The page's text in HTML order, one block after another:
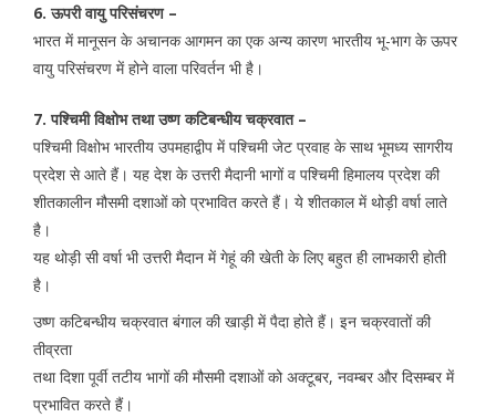
6. ऊपरी वायु परिसंचरण –
भारत में मानूसन के अचानक आगमन का एक अन्य कारण भारतीय भू-भाग के ऊपर
वायु परिसंचरण में होने वाला परिवर्तन भी है।
7. पश्चिमी विक्षोभ तथा उष्ण कटिबन्धीय चक्रवात –
पश्चिमी विक्षोभ भारतीय उपमहाद्वीप में पश्चिमी जेट प्रवाह के साथ भूमध्य सागरीय
प्रदेश से आते हैं। यह देश के उत्तरी मैदानी भागों व पश्चिमी हिमालय प्रदेश की
शीतकालीन मौसमी दशाओं को प्रभावित करते हैं। ये शीतकाल में थोड़ी वर्षा लाते
है।
यह थोड़ी सी वर्षा भी उत्तरी मैदान में गेहूं की खेती के लिए बहुत ही लाभकारी होती
है।
उष्ण कटिबन्धीय चक्रवात बंगाल की खाड़ी में पैदा होते हैं। इन चक्रवातों की
तीव्रता
तथा दिशा पूर्वी तटीय भागों की मौसमी दशाओं को अक्टूबर, नवम्बर और दिसम्बर में
प्रभावित करते हैं।